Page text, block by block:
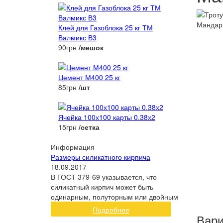
Клей для Газоблока 25 кг ТМ
Валмикс В3
90грн /мешок
Цемент М400 25 кг
85грн /шт
Ячейка 100х100 карты 0.38х2
15грн /сетка
Информация
Размеры силикатного кирпича
18.09.2017
В ГОСТ 379-69 указывается, что
силикатный кирпич может быть
одинарным, полуторным или двойным
Подробнее